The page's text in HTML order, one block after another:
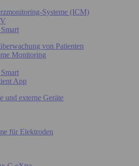
Systeme (ICM)
von Patienten
Monitoring
App
und externe Geräte
für Elektroden